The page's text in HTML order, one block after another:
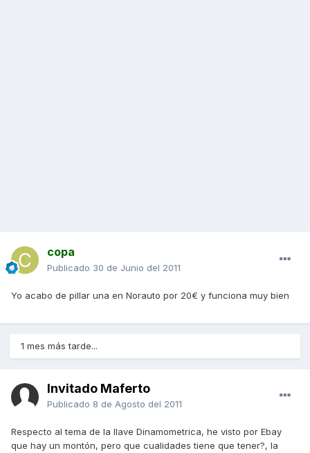
copa
Publicado 30 de Junio del 2011
Yo acabo de pillar una en Norauto por 20€ y funciona muy bien
1 mes más tarde...
Invitado Maferto
Publicado 8 de Agosto del 2011
Respecto al tema de la llave Dinamometrica, he visto por Ebay
que hay un montón, pero que cualidades tiene que tener?, la